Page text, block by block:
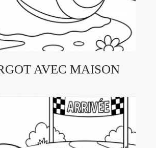
AVEC MAISON